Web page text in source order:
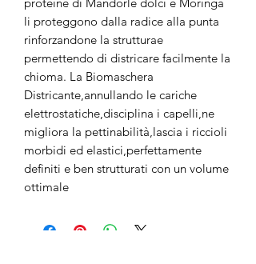
li proteggono dalla radice alla punta
rinforzandone la strutturae
permettendo di districare facilmente la
chioma. La Biomaschera
Districante,annullando le cariche
elettrostatiche,disciplina i capelli,ne
migliora la pettinabilità,lascia i riccioli
morbidi ed elastici,perfettamente
definiti e ben strutturati con un volume
ottimale